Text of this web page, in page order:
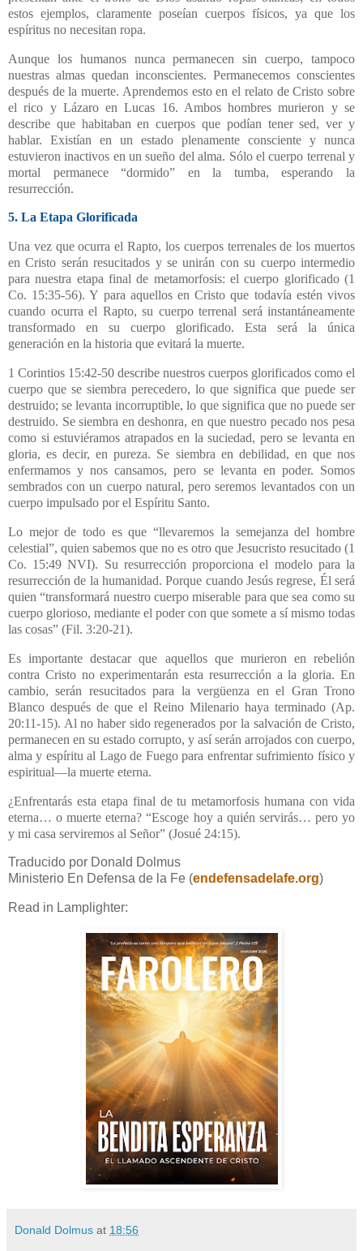
estos ejemplos, claramente poseían cuerpos físicos, ya que los
espíritus no necesitan ropa.
Aunque los humanos nunca permanecen sin cuerpo, tampoco
nuestras almas quedan inconscientes. Permanecemos conscientes
después de la muerte. Aprendemos esto en el relato de Cristo sobre
el rico y Lázaro en Lucas 16. Ambos hombres murieron y se
describe que habitaban en cuerpos que podían tener sed, ver y
hablar. Existían en un estado plenamente consciente y nunca
estuvieron inactivos en un sueño del alma. Sólo el cuerpo terrenal y
mortal permanece “dormido” en la tumba, esperando la
resurrección.
5. La Etapa Glorificada
Una vez que ocurra el Rapto, los cuerpos terrenales de los muertos
en Cristo serán resucitados y se unirán con su cuerpo intermedio
para nuestra etapa final de metamorfosis: el cuerpo glorificado (1
Co. 15:35-56). Y para aquellos en Cristo que todavía estén vivos
cuando ocurra el Rapto, su cuerpo terrenal será instantáneamente
transformado en su cuerpo glorificado. Esta será la única
generación en la historia que evitará la muerte.
1 Corintios 15:42-50 describe nuestros cuerpos glorificados como el
cuerpo que se siembra perecedero, lo que significa que puede ser
destruido; se levanta incorruptible, lo que significa que no puede ser
destruido. Se siembra en deshonra, en que nuestro pecado nos pesa
como si estuviéramos atrapados en la suciedad, pero se levanta en
gloria, es decir, en pureza. Se siembra en debilidad, en que nos
enfermamos y nos cansamos, pero se levanta en poder. Somos
sembrados con un cuerpo natural, pero seremos levantados con un
cuerpo impulsado por el Espíritu Santo.
Lo mejor de todo es que “llevaremos la semejanza del hombre
celestial”, quien sabemos que no es otro que Jesucristo resucitado (1
Co. 15:49 NVI). Su resurrección proporciona el modelo para la
resurrección de la humanidad. Porque cuando Jesús regrese, Él será
quien “transformará nuestro cuerpo miserable para que sea como su
cuerpo glorioso, mediante el poder con que somete a sí mismo todas
las cosas” (Fil. 3:20-21).
Es importante destacar que aquellos que murieron en rebelión
contra Cristo no experimentarán esta resurrección a la gloria. En
cambio, serán resucitados para la vergüenza en el Gran Trono
Blanco después de que el Reino Milenario haya terminado (Ap.
20:11-15). Al no haber sido regenerados por la salvación de Cristo,
permanecen en su estado corrupto, y así serán arrojados con cuerpo,
alma y espíritu al Lago de Fuego para enfrentar sufrimiento físico y
espiritual—la muerte eterna.
¿Enfrentarás esta etapa final de tu metamorfosis humana con vida
eterna… o muerte eterna? “Escoge hoy a quién servirás… pero yo
y mi casa serviremos al Señor” (Josué 24:15).
Traducido por Donald Dolmus
Ministerio En Defensa de la Fe (endefensadelafe.org)
Read in Lamplighter:
Donald Dolmus at 18:56